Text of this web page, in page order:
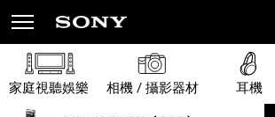
家庭視聽娛樂 相機 / 攝影器材 耳機